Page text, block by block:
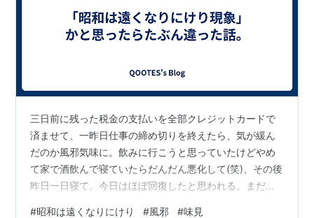
2010年3月1日：招待制から登録制をに変更。
2010年6月13日：「足あと」機能を廃止し、新たに
「先週の訪問者」として提供することを発表。
2010年8月31日：ロゴをリニューアル。
2013年2月7日：テキストメッセージ交換機能「mixi
メッセージ」で「スタンプ機能」を導入。
2013年3月13日：投稿した写真を、印刷・製本して
ユーザーの手元に届ける「mixiフォトブック」のサー
三日前に残った税金の支払いを全部クレジットカードで
済ませて、一昨日仕事の締め切りを終えたら、気が緩ん
だのか風邪気味に。飲みに行こうと思っていたけどやめ
て家で酒飲んで寝ていたらだんだん悪化して(笑)、その後
昨日一日寝て、今日はほぼ回復したと思われる。まだ油
#昭和は遠くなりにけり #風邪 #味見